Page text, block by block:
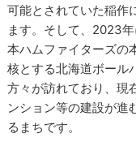
可能とされていた稲作
ます。そして、2023
本ハムファイターズの
核とする北海道ボール
方々が訪れており、現
ンション等の建設が進
るまちです。